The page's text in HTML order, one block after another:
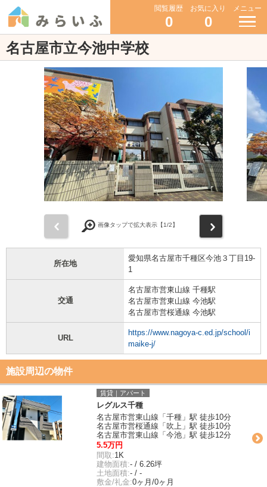
閲覧履歴
0
お気に入り
0
メニュー
名古屋市立今池中学校
画像タップで拡大表示【1/2】
所在地
愛知県名古屋市千種区今池３丁目19-
1
交通
名古屋市営東山線 千種駅
名古屋市営東山線 今池駅
名古屋市営桜通線 今池駅
URL
https://www.nagoya-c.ed.jp/school/i
maike-j/
施設周辺の物件
賃貸｜アパート
レグルス千種
名古屋市営東山線「千種」駅 徒歩10分
名古屋市営桜通線「吹上」駅 徒歩10分
名古屋市営東山線「今池」駅 徒歩12分
5.5万円
間取:1K
建物面積:- / 6.26坪
土地面積:- / -
敷金/礼金:0ヶ月/0ヶ月